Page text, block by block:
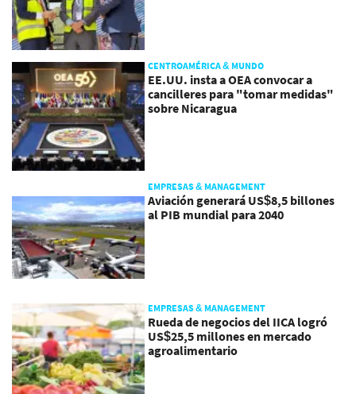
CENTROAMÉRICA & MUNDO
EE.UU. insta a OEA convocar a
cancilleres para "tomar medidas"
sobre Nicaragua
EMPRESAS & MANAGEMENT
Aviación generará US$8,5 billones
al PIB mundial para 2040
EMPRESAS & MANAGEMENT
Rueda de negocios del IICA logró
US$25,5 millones en mercado
agroalimentario